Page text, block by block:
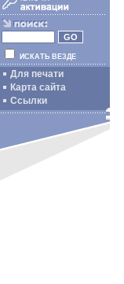
ИСКАТЬ ВЕЗДЕ
Для печати
Карта сайта
Ссылки